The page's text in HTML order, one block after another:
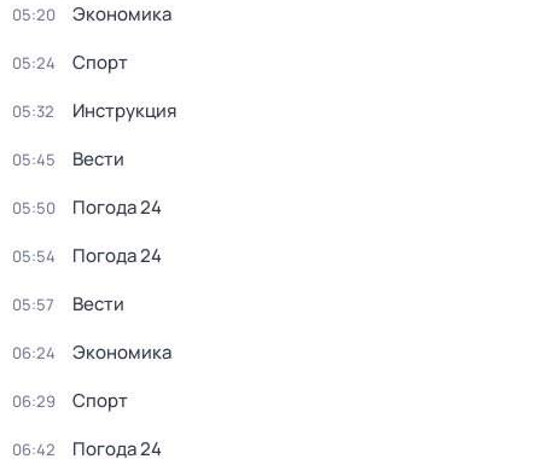
05:20 Экономика
05:24 Спорт
05:32 Инструкция
05:45 Вести
05:50 Погода 24
05:54 Погода 24
05:57 Вести
06:24 Экономика
06:29 Спорт
06:42 Погода 24